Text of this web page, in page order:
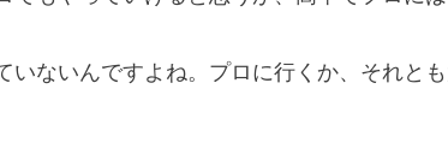
いないんですよね。プロに行くか、それと